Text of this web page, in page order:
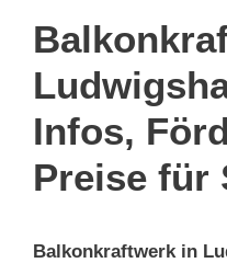
Infos,
Preise für
Balkonkraftwerk in